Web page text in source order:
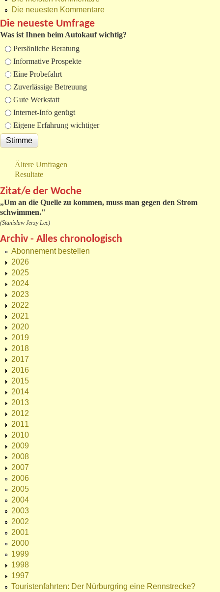
Die neuesten Kommentare
Die neueste Umfrage
Was ist Ihnen beim Autokauf wichtig?
Auswahlmöglichkeiten
Persönliche Beratung
Informative Prospekte
Eine Probefahrt
Zuverlässige Betreuung
Gute Werkstatt
Internet-Info genügt
Eigene Erfahrung wichtiger
Ältere Umfragen
Resultate
Zitat/e der Woche
„Um an die Quelle zu kommen, muss man gegen den Strom
schwimmen."
(Stanislaw Jerzy Lec)
Archiv - Alles chronologisch
Abonnement bestellen
2026
2025
2024
2023
2022
2021
2020
2019
2018
2017
2016
2015
2014
2013
2012
2011
2010
2009
2008
2007
2006
2005
2004
2003
2002
2001
2000
1999
1998
1997
Touristenfahrten: Der Nürburgring eine Rennstrecke?